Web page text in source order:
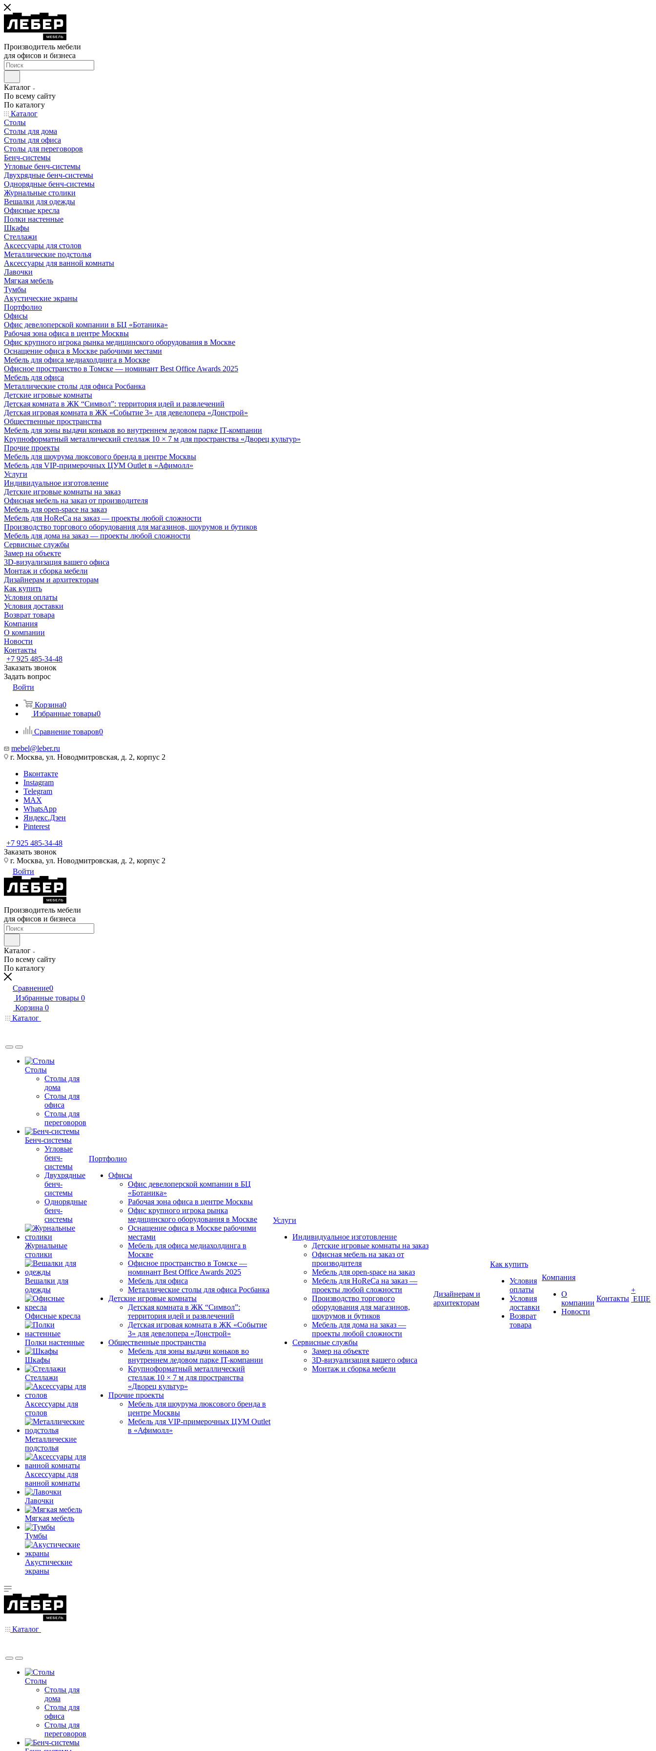
Производитель мебели
для офисов и бизнеса
Каталог
По всему сайту
По каталогу
Каталог
Столы
Столы для дома
Столы для офиса
Столы для переговоров
Бенч-системы
Угловые бенч-системы
Двухрядные бенч-системы
Однорядные бенч-системы
Журнальные столики
Вешалки для одежды
Офисные кресла
Полки настенные
Шкафы
Стеллажи
Аксессуары для столов
Металлические подстолья
Аксессуары для ванной комнаты
Лавочки
Мягкая мебель
Тумбы
Акустические экраны
Портфолио
Офисы
Офис девелоперской компании в БЦ «Ботаника»
Рабочая зона офиса в центре Москвы
Офис крупного игрока рынка медицинского оборудования в Москве
Оснащение офиса в Москве рабочими местами
Мебель для офиса медиахолдинга в Москве
Офисное пространство в Томске — номинант Best Office Awards 2025
Мебель для офиса
Металлические столы для офиса Росбанка
Детские игровые комнаты
Детская комната в ЖК “Символ”: территория идей и развлечений
Детская игровая комната в ЖК «Событие 3» для девелопера «Донстрой»
Общественные пространства
Мебель для зоны выдачи коньков во внутреннем ледовом парке IT-компании
Крупноформатный металлический стеллаж 10 × 7 м для пространства «Дворец культур»
Прочие проекты
Мебель для шоурума люксового бренда в центре Москвы
Мебель для VIP-примерочных ЦУМ Outlet в «Афимолл»
Услуги
Индивидуальное изготовление
Детские игровые комнаты на заказ
Офисная мебель на заказ от производителя
Мебель для open-space на заказ
Мебель для HoReCa на заказ — проекты любой сложности
Производство торгового оборудования для магазинов, шоурумов и бутиков
Мебель для дома на заказ — проекты любой сложности
Сервисные службы
Замер на объекте
3D-визуализация вашего офиса
Монтаж и сборка мебели
Дизайнерам и архитекторам
Как купить
Условия оплаты
Условия доставки
Возврат товара
Компания
О компании
Новости
Контакты
+7 925 485-34-48
Заказать звонок
Задать вопрос
Войти
Корзина0
Избранные товары0
Сравнение товаров0
mebel@leber.ru
г. Москва, ул. Новодмитровская, д. 2, корпус 2
Вконтакте
Instagram
Telegram
MAX
WhatsApp
Яндекс.Дзен
Pinterest
+7 925 485-34-48
Заказать звонок
г. Москва, ул. Новодмитровская, д. 2, корпус 2
Войти
Производитель мебели
для офисов и бизнеса
Каталог
По всему сайту
По каталогу
Сравнение0
Избранные товары 0
Корзина 0
Каталог
Столы
Столы для
дома
Столы для
офиса
Столы для
переговоров
Бенч-системы
Угловые
бенч-
системы
Двухрядные
бенч-
системы
Однорядные
бенч-
системы
Журнальные
столики
Вешалки для
одежды
Офисные кресла
Полки настенные
Шкафы
Стеллажи
Аксессуары для
столов
Металлические
подстолья
Аксессуары для
ванной комнаты
Лавочки
Мягкая мебель
Тумбы
Акустические
экраны
Портфолио
Офисы
Офис девелоперской компании в БЦ
«Ботаника»
Рабочая зона офиса в центре Москвы
Офис крупного игрока рынка
медицинского оборудования в Москве
Оснащение офиса в Москве рабочими
местами
Мебель для офиса медиахолдинга в
Москве
Офисное пространство в Томске —
номинант Best Office Awards 2025
Мебель для офиса
Металлические столы для офиса Росбанка
Детские игровые комнаты
Детская комната в ЖК “Символ”:
территория идей и развлечений
Детская игровая комната в ЖК «Событие
3» для девелопера «Донстрой»
Общественные пространства
Мебель для зоны выдачи коньков во
внутреннем ледовом парке IT-компании
Крупноформатный металлический
стеллаж 10 × 7 м для пространства
«Дворец культур»
Прочие проекты
Мебель для шоурума люксового бренда в
центре Москвы
Мебель для VIP-примерочных ЦУМ Outlet
в «Афимолл»
Услуги
Индивидуальное изготовление
Детские игровые комнаты на заказ
Офисная мебель на заказ от
производителя
Мебель для open-space на заказ
Мебель для HoReCa на заказ —
проекты любой сложности
Производство торгового
оборудования для магазинов,
шоурумов и бутиков
Мебель для дома на заказ —
проекты любой сложности
Сервисные службы
Замер на объекте
3D-визуализация вашего офиса
Монтаж и сборка мебели
Дизайнерам и
архитекторам
Как купить
Условия
оплаты
Условия
доставки
Возврат
товара
Компания
О
компании
Новости
Контакты
+
ЕЩЕ
Каталог
Столы
Столы для
дома
Столы для
офиса
Столы для
переговоров